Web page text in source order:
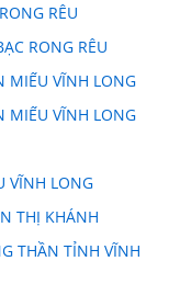
RÊU
RONG RÊU
MIẾU VĨNH LONG
MIẾU VĨNH LONG
VĨNH LONG
THỊ KHÁNH
THẦN TỈNH VĨNH